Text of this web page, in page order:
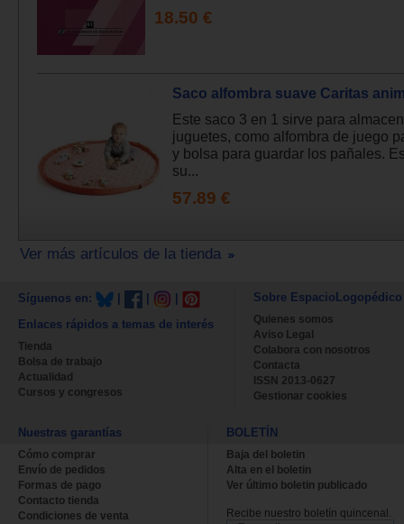
18.50 €
Saco alfombra suave Caritas
Este saco 3 en 1 sirve para
juguetes, como alfombra de juego
y bolsa para guardar los pañales.
su...
57.89 €
Ver más artículos de la tienda
Síguenos en:
Enlaces rápidos a temas de interés
Tienda
Bolsa de trabajo
Actualidad
Cursos y congresos
Sobre EspacioLogopédico
Quienes somos
Aviso Legal
Colabora con nosotros
Contacta
ISSN 2013-0627
Gestionar cookies
Nuestras garantías
Cómo comprar
Envío de pedidos
Formas de pago
Contacto tienda
Condiciones de venta
BOLETÍN
Baja del boletin
Alta en el boletin
Ver último boletin publicado
Recibe nuestro boletín quincenal.